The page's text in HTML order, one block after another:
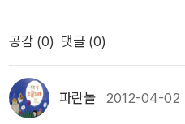
시 만날 날을 고대하면서 오늘
사합니다.
느껴졌다. 사는 대로 생각하는
간이 있었으니, 그 이름 호시
책 중에서 기대에 못 미친 책이
에서 죽었다>,<곰아>,<노
죽었다 호시노 미치오 글.사진,
까지는 사진과 관계없는 삶을 살
지에서 출간된 알래스카 마을의
단 마지막 도서입니다. 6개월간
습니다!
공감 (0) 댓글 (0)
파란놀 2012-04-02